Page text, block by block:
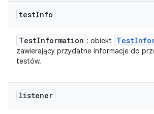
testInfo
TestInformation : obiekt Test
zawierający przydatne informacje do
testów.
listener